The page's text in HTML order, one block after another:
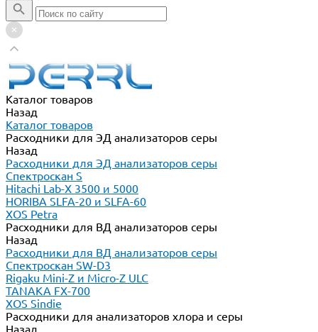
Каталог товаров
Назад
Каталог товаров
Расходники для ЭД анализаторов серы
Назад
Расходники для ЭД анализаторов серы
Спектроскан S
Hitachi Lab-X 3500 и 5000
HORIBA SLFA-20 и SLFA-60
XOS Petra
Расходники для ВД анализаторов серы
Назад
Расходники для ВД анализаторов серы
Спектроскан SW-D3
Rigaku Mini-Z и Micro-Z ULC
TANAKA FX-700
XOS Sindie
Расходники для анализаторов хлора и серы
Назад